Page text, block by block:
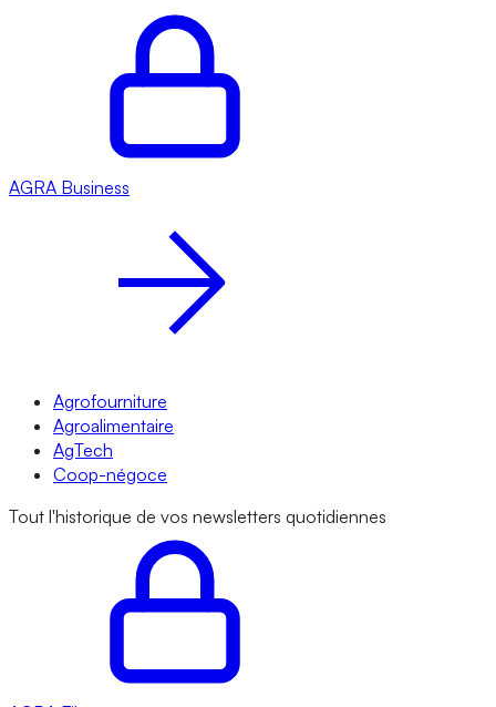
AGRA Business
Agrofourniture
Agroalimentaire
AgTech
Coop-négoce
Tout l'historique de vos newsletters quotidiennes